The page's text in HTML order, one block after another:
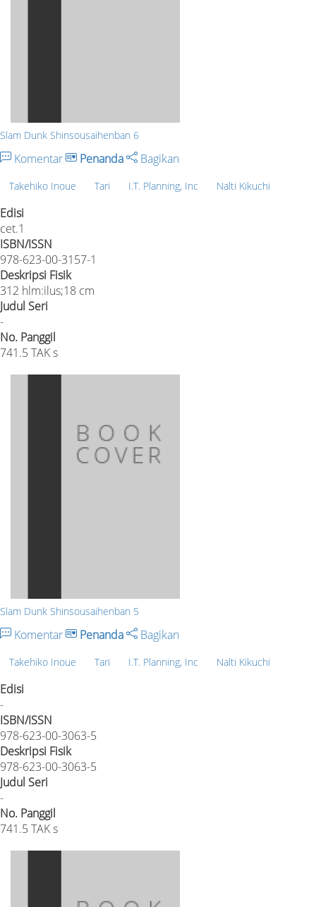
Slam Dunk Shinsousaihenban 6
Komentar Penanda Bagikan
Takehiko Inoue Tari I.T. Planning, Inc Nalti Kikuchi
Edisi
cet.1
ISBN/ISSN
978-623-00-3157-1
Deskripsi Fisik
312 hlm:ilus;18 cm
Judul Seri
-
No. Panggil
741.5 TAK s
Slam Dunk Shinsousaihenban 5
Komentar Penanda Bagikan
Takehiko Inoue Tari I.T. Planning, Inc Nalti Kikuchi
Edisi
-
ISBN/ISSN
978-623-00-3063-5
Deskripsi Fisik
978-623-00-3063-5
Judul Seri
-
No. Panggil
741.5 TAK s